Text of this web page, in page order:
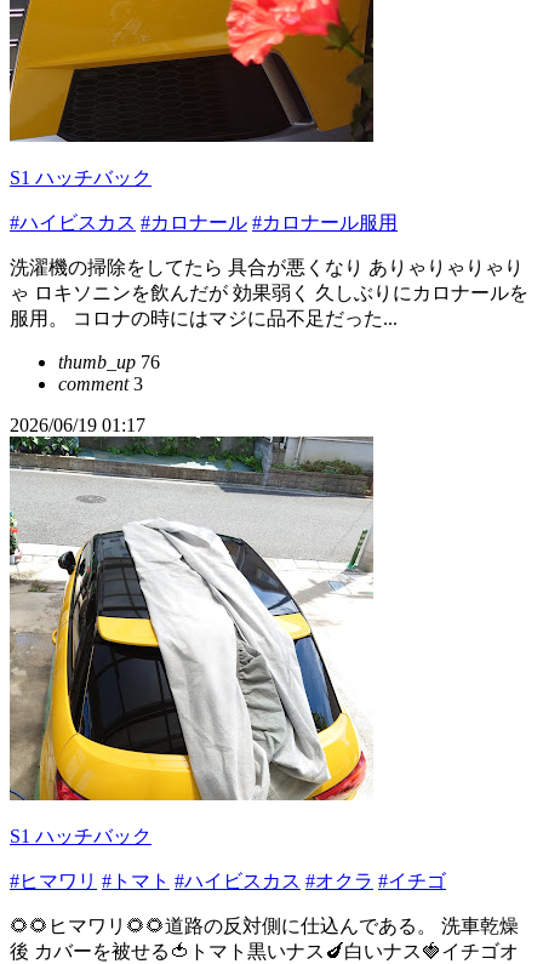
S1 ハッチバック
#ハイビスカス #カロナール #カロナール服用
洗濯機の掃除をしてたら 具合が悪くなり ありゃりゃりゃり
ゃ ロキソニンを飲んだが 効果弱く 久しぶりにカロナールを
服用。 コロナの時にはマジに品不足だった...
thumb_up 76
comment3
2026/06/19 01:17
S1 ハッチバック
#ヒマワリ #トマト #ハイビスカス #オクラ #イチゴ
🌻🌻ヒマワリ🌻🌻道路の反対側に仕込んである。 洗車乾燥
後 カバーを被せる🍅トマト黒いナス🍆白いナス🍓イチゴオ